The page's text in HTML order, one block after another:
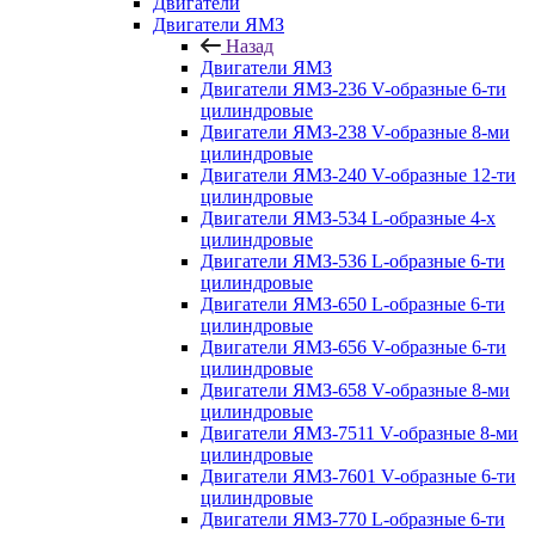
Двигатели ЯМЗ
Назад
Двигатели ЯМЗ
Двигатели ЯМЗ-236 V-образные 6-ти
цилиндровые
Двигатели ЯМЗ-238 V-образные 8-ми
цилиндровые
Двигатели ЯМЗ-240 V-образные 12-ти
цилиндровые
Двигатели ЯМЗ-534 L-образные 4-х
цилиндровые
Двигатели ЯМЗ-536 L-образные 6-ти
цилиндровые
Двигатели ЯМЗ-650 L-образные 6-ти
цилиндровые
Двигатели ЯМЗ-656 V-образные 6-ти
цилиндровые
Двигатели ЯМЗ-658 V-образные 8-ми
цилиндровые
Двигатели ЯМЗ-7511 V-образные 8-ми
цилиндровые
Двигатели ЯМЗ-7601 V-образные 6-ти
цилиндровые
Двигатели ЯМЗ-770 L-образные 6-ти